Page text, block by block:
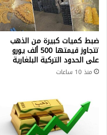
ضبط كميات كبيرة من الذهب
تتجاوز قيمتها 500 ألف يورو
على الحدود التركية البلغارية
منذ 10 ساعات